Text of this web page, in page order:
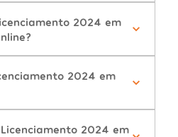
2024 em
2024 em
2024 em